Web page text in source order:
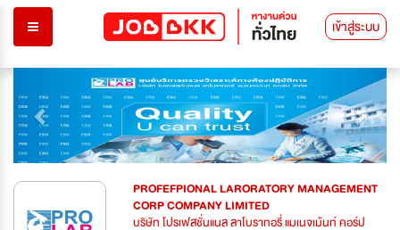
เข้าสู่ระบบ
Next
PROFEFPIONAL LARORATORY MANAGEMENT
CORP COMPANY LIMITED
บริษัท โปรเฟสชั่นแนล ลาโบราทอรี่ แมเนจเม้นท์ คอร์ป